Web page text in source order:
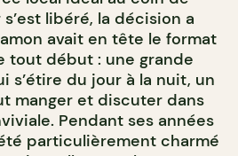
libéré, la décision a
avait en tête le format
tout début : une grande
s’étire du jour à la nuit, un
manger et discuter dans
Pendant ses années
particulièrement charmé